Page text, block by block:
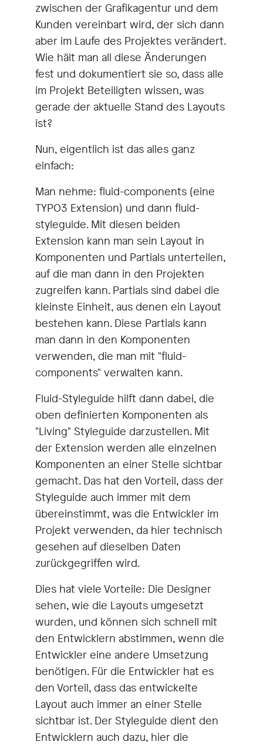
zwischen der Grafikagentur und dem
Kunden vereinbart wird, der sich dann
aber im Laufe des Projektes verändert.
Wie hält man all diese Änderungen
fest und dokumentiert sie so, dass alle
im Projekt Beteiligten wissen, was
gerade der aktuelle Stand des Layouts
ist?
Nun, eigentlich ist das alles ganz
einfach:
Man nehme: fluid-components (eine
TYPO3 Extension) und dann fluid-
styleguide. Mit diesen beiden
Extension kann man sein Layout in
Komponenten und Partials unterteilen,
auf die man dann in den Projekten
zugreifen kann. Partials sind dabei die
kleinste Einheit, aus denen ein Layout
bestehen kann. Diese Partials kann
man dann in den Komponenten
verwenden, die man mit "fluid-
components" verwalten kann.
Fluid-Styleguide hilft dann dabei, die
oben definierten Komponenten als
"Living" Styleguide darzustellen. Mit
der Extension werden alle einzelnen
Komponenten an einer Stelle sichtbar
gemacht. Das hat den Vorteil, dass der
Styleguide auch immer mit dem
übereinstimmt, was die Entwickler im
Projekt verwenden, da hier technisch
gesehen auf dieselben Daten
zurückgegriffen wird.
Dies hat viele Vorteile: Die Designer
sehen, wie die Layouts umgesetzt
wurden, und können sich schnell mit
den Entwicklern abstimmen, wenn die
Entwickler eine andere Umsetzung
benötigen. Für die Entwickler hat es
den Vorteil, dass das entwickelte
Layout auch immer an einer Stelle
sichtbar ist. Der Styleguide dient den
Entwicklern auch dazu, hier die